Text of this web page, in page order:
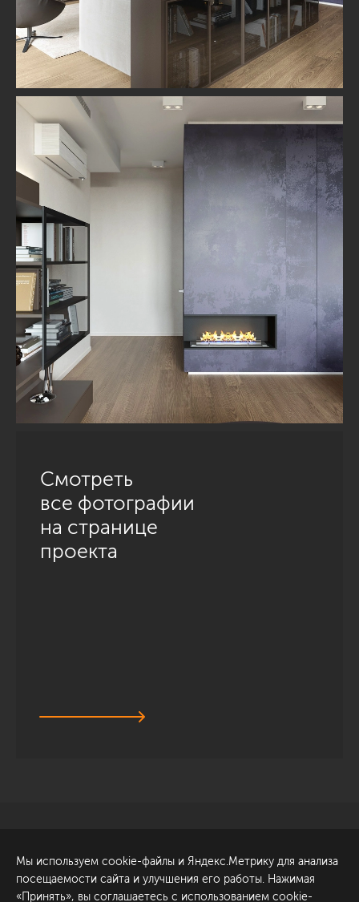
Смотреть
все фотографии
на странице
проекта
Обсудить проект
ул. Академика Павлова, 6
к1
Мы используем cookie-файлы и Яндекс.Метрику для анализа
посещаемости сайта и улучшения его работы. Нажимая
«Принять», вы соглашаетесь с использованием cookie-